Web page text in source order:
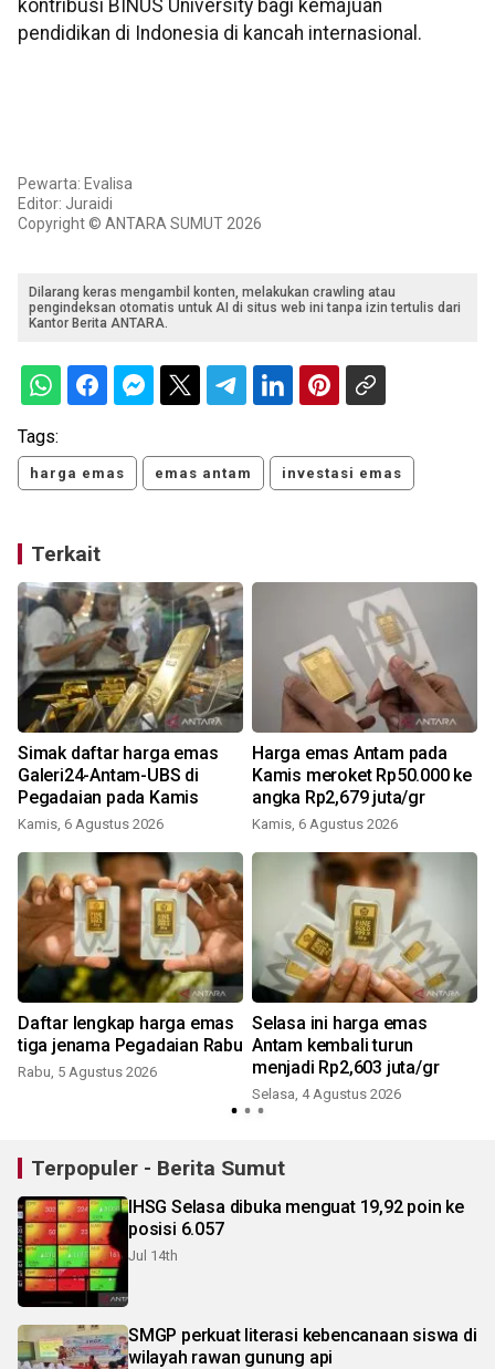
kontribusi BINUS University bagi kemajuan
pendidikan di Indonesia di kancah internasional.
Pewarta: Evalisa
Editor: Juraidi
Copyright © ANTARA SUMUT 2026
Dilarang keras mengambil konten, melakukan crawling atau
pengindeksan otomatis untuk AI di situs web ini tanpa izin tertulis dari
Kantor Berita ANTARA.
Tags:
harga emas emas antam investasi emas
Terkait
Simak daftar harga emas
Galeri24-Antam-UBS di
Pegadaian pada Kamis
Kamis, 6 Agustus 2026
Harga emas Antam pada
Kamis meroket Rp50.000 ke
angka Rp2,679 juta/gr
Kamis, 6 Agustus 2026
Daftar lengkap harga emas
tiga jenama Pegadaian Rabu
Rabu, 5 Agustus 2026
Selasa ini harga emas
Antam kembali turun
menjadi Rp2,603 juta/gr
Selasa, 4 Agustus 2026
Terpopuler - Berita Sumut
IHSG Selasa dibuka menguat 19,92 poin ke
posisi 6.057
Jul 14th
SMGP perkuat literasi kebencanaan siswa di
wilayah rawan gunung api